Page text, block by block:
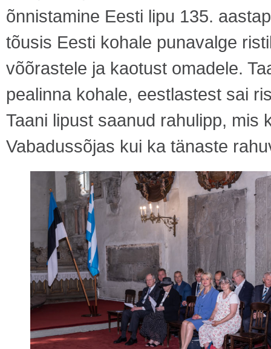
õnnistamine Eesti lipu 135.
tõusis Eesti kohale punavalge
võõrastele ja kaotust omadele.
pealinna kohale, eestlastest sai
Taani lipust saanud rahulipp, mis
Vabadussõjas kui ka tänaste